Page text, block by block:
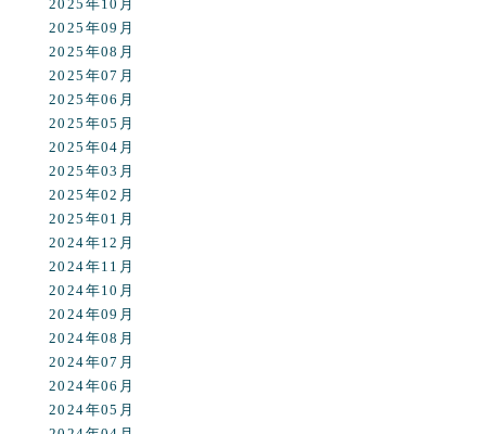
2025年10月
2025年09月
2025年08月
2025年07月
2025年06月
2025年05月
2025年04月
2025年03月
2025年02月
2025年01月
2024年12月
2024年11月
2024年10月
2024年09月
2024年08月
2024年07月
2024年06月
2024年05月